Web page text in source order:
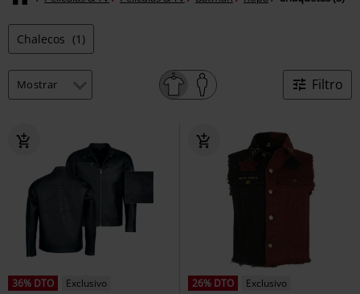
Chalecos (1)
Filtro
36% DTO
Exclusivo
26% DTO
Exclusivo